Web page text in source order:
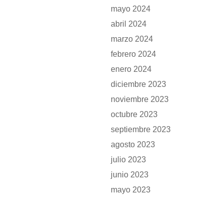
mayo 2024
abril 2024
marzo 2024
febrero 2024
enero 2024
diciembre 2023
noviembre 2023
octubre 2023
septiembre 2023
agosto 2023
julio 2023
junio 2023
mayo 2023